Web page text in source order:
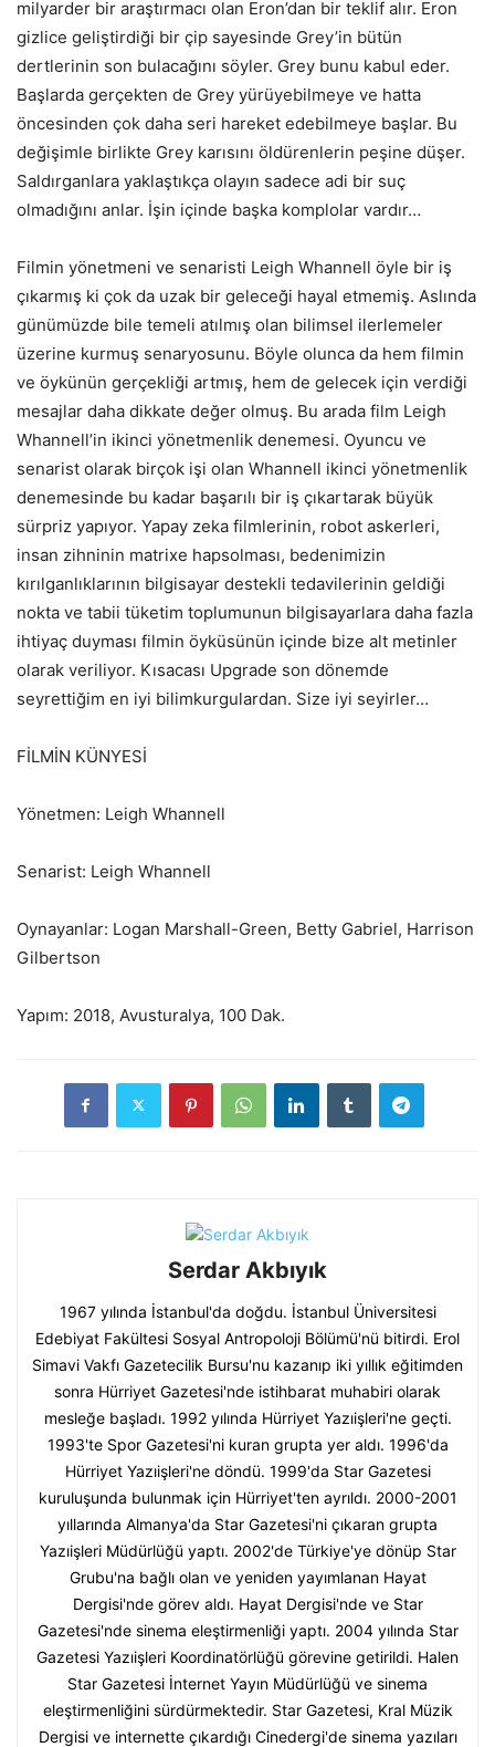
milyarder bir araştırmacı olan Eron’dan bir teklif alır. Eron
gizlice geliştirdiği bir çip sayesinde Grey’in bütün
dertlerinin son bulacağını söyler. Grey bunu kabul eder.
Başlarda gerçekten de Grey yürüyebilmeye ve hatta
öncesinden çok daha seri hareket edebilmeye başlar. Bu
değişimle birlikte Grey karısını öldürenlerin peşine düşer.
Saldırganlara yaklaştıkça olayın sadece adi bir suç
olmadığını anlar. İşin içinde başka komplolar vardır…
Filmin yönetmeni ve senaristi Leigh Whannell öyle bir iş
çıkarmış ki çok da uzak bir geleceği hayal etmemiş. Aslında
günümüzde bile temeli atılmış olan bilimsel ilerlemeler
üzerine kurmuş senaryosunu. Böyle olunca da hem filmin
ve öykünün gerçekliği artmış, hem de gelecek için verdiği
mesajlar daha dikkate değer olmuş. Bu arada film Leigh
Whannell’in ikinci yönetmenlik denemesi. Oyuncu ve
senarist olarak birçok işi olan Whannell ikinci yönetmenlik
denemesinde bu kadar başarılı bir iş çıkartarak büyük
sürpriz yapıyor. Yapay zeka filmlerinin, robot askerleri,
insan zihninin matrixe hapsolması, bedenimizin
kırılganlıklarının bilgisayar destekli tedavilerinin geldiği
nokta ve tabii tüketim toplumunun bilgisayarlara daha fazla
ihtiyaç duyması filmin öyküsünün içinde bize alt metinler
olarak veriliyor. Kısacası Upgrade son dönemde
seyrettiğim en iyi bilimkurgulardan. Size iyi seyirler…
FİLMİN KÜNYESİ
Yönetmen: Leigh Whannell
Senarist: Leigh Whannell
Oynayanlar: Logan Marshall-Green, Betty Gabriel, Harrison
Gilbertson
Yapım: 2018, Avusturalya, 100 Dak.
Serdar Akbıyık
1967 yılında İstanbul'da doğdu. İstanbul Üniversitesi
Edebiyat Fakültesi Sosyal Antropoloji Bölümü'nü bitirdi. Erol
Simavi Vakfı Gazetecilik Bursu'nu kazanıp iki yıllık eğitimden
sonra Hürriyet Gazetesi'nde istihbarat muhabiri olarak
mesleğe başladı. 1992 yılında Hürriyet Yazıişleri'ne geçti.
1993'te Spor Gazetesi'ni kuran grupta yer aldı. 1996'da
Hürriyet Yazıişleri'ne döndü. 1999'da Star Gazetesi
kuruluşunda bulunmak için Hürriyet'ten ayrıldı. 2000-2001
yıllarında Almanya'da Star Gazetesi'ni çıkaran grupta
Yazıişleri Müdürlüğü yaptı. 2002'de Türkiye'ye dönüp Star
Grubu'na bağlı olan ve yeniden yayımlanan Hayat
Dergisi'nde görev aldı. Hayat Dergisi'nde ve Star
Gazetesi'nde sinema eleştirmenliği yaptı. 2004 yılında Star
Gazetesi Yazıişleri Koordinatörlüğü görevine getirildi. Halen
Star Gazetesi İnternet Yayın Müdürlüğü ve sinema
eleştirmenliğini sürdürmektedir. Star Gazetesi, Kral Müzik
Dergisi ve internette çıkardığı Cinedergi'de sinema yazıları